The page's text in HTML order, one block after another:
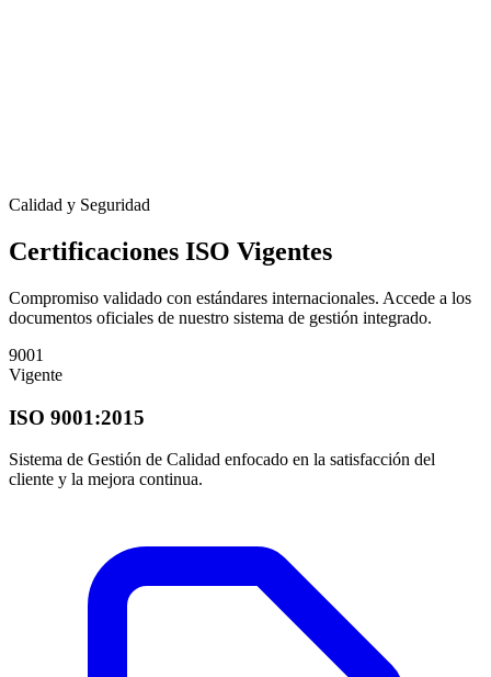
Calidad y Seguridad
Certificaciones ISO Vigentes
Compromiso validado con estándares internacionales. Accede a los
documentos oficiales de nuestro sistema de gestión integrado.
9001
Vigente
ISO 9001:2015
Sistema de Gestión de Calidad enfocado en la satisfacción del
cliente y la mejora continua.